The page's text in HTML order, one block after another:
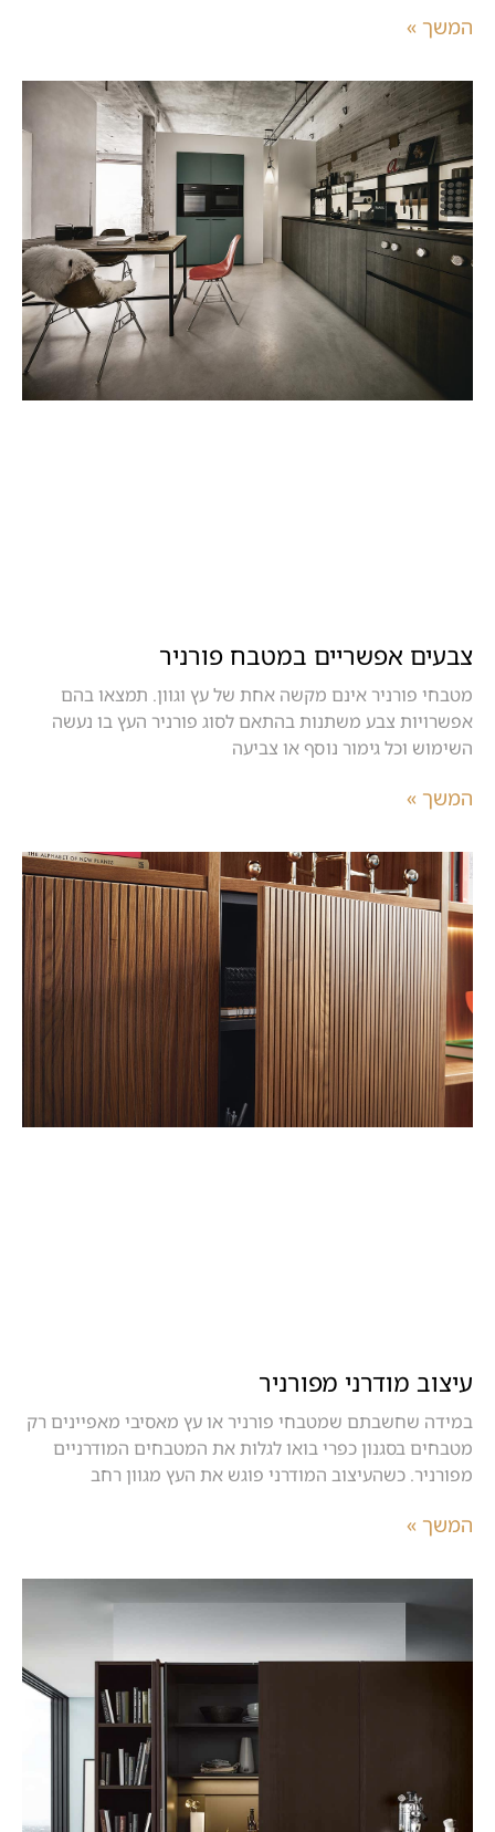
המשך »
צבעים אפשריים במטבח פורניר
מטבחי פורניר אינם מקשה אחת של עץ וגוון. תמצאו בהם
אפשרויות צבע משתנות בהתאם לסוג פורניר העץ בו נעשה
השימוש וכל גימור נוסף או צביעה
המשך »
עיצוב מודרני מפורניר
במידה שחשבתם שמטבחי פורניר או עץ מאסיבי מאפיינים רק
מטבחים בסגנון כפרי בואו לגלות את המטבחים המודרניים
מפורניר. כשהעיצוב המודרני פוגש את העץ מגוון רחב
המשך »